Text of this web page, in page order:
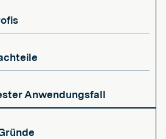
Anwendungsfall